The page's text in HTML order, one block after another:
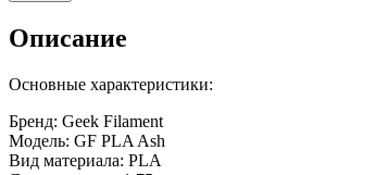
Описание
Основные характеристики:
Бренд: Geek Filament
Модель: GF PLA Ash
Вид материала: PLA